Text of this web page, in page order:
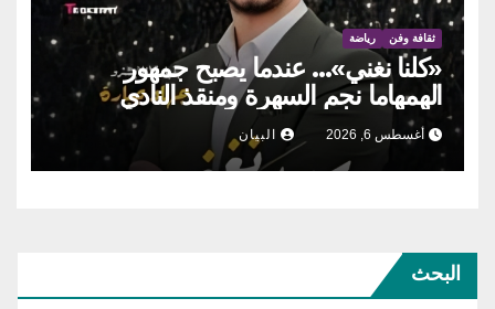
ثقافة وفن رياضة
«كلنا نغني»… عندما يصبح جمهور
الهمهاما نجم السهرة ومنقذ النادي
أغسطس 6, 2026 البيان
البحث